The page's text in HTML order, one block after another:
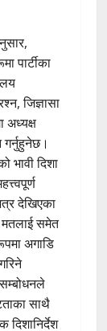
पार्टीका
जिज्ञासा
अध्यक्ष
भावी दिशा
देखिएका
समेत
अगाडि
साथै
दिशानिर्देश